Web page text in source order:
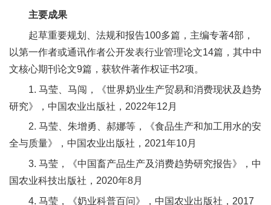
主要成果
起草重要规划、法规和报告100多篇，主编专著4部，
以第一作者或通讯作者公开发表行业管理论文14篇，其中中
文核心期刊论文9篇，获软件著作权证书2项。
1. 马莹、马闯，《世界奶业生产贸易和消费现状及趋势
研究》，中国农业出版社，2022年12月
2. 马莹、朱增勇、郝娜等，《食品生产和加工用水的安
全与质量》，中国农业出版社，2021年10月
3. 马莹，《中国畜产品生产及消费趋势研究报告》，中
国农业科技出版社，2020年8月
4. 马莹，《奶业科普百问》，中国农业出版社，2017